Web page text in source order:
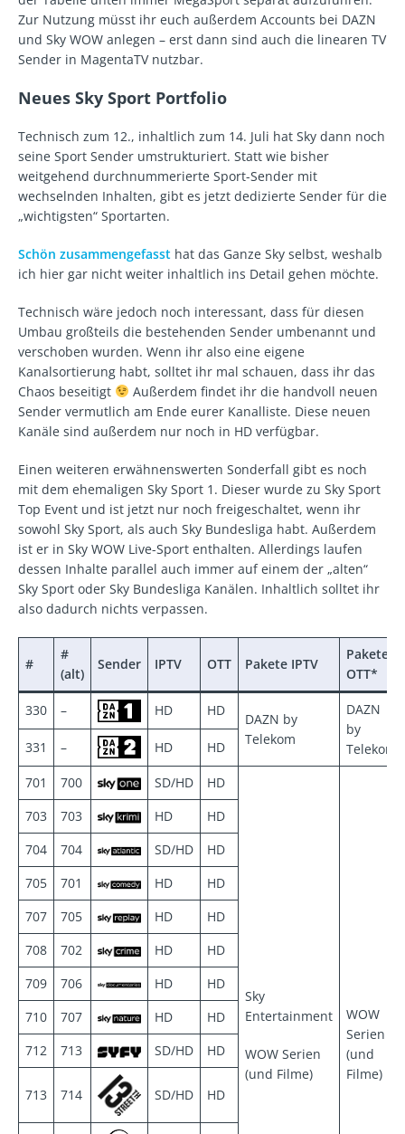
Zur Nutzung müsst ihr euch außerdem Accounts bei DAZN
und Sky WOW anlegen – erst dann sind auch die linearen TV
Sender in MagentaTV nutzbar.
Neues Sky Sport Portfolio
Technisch zum 12., inhaltlich zum 14. Juli hat Sky dann noch
seine Sport Sender umstrukturiert. Statt wie bisher
weitgehend durchnummerierte Sport-Sender mit
wechselnden Inhalten, gibt es jetzt dedizierte Sender für die
„wichtigsten“ Sportarten.
Schön zusammengefasst hat das Ganze Sky selbst, weshalb
ich hier gar nicht weiter inhaltlich ins Detail gehen möchte.
Technisch wäre jedoch noch interessant, dass für diesen
Umbau großteils die bestehenden Sender umbenannt und
verschoben wurden. Wenn ihr also eine eigene
Kanalsortierung habt, solltet ihr mal schauen, dass ihr das
Chaos beseitigt
Außerdem findet ihr die handvoll neuen
Sender vermutlich am Ende eurer Kanalliste. Diese neuen
Kanäle sind außerdem nur noch in HD verfügbar.
Einen weiteren erwähnenswerten Sonderfall gibt es noch
mit dem ehemaligen Sky Sport 1. Dieser wurde zu Sky Sport
Top Event und ist jetzt nur noch freigeschaltet, wenn ihr
sowohl Sky Sport, als auch Sky Bundesliga habt. Außerdem
ist er in Sky WOW Live-Sport enthalten. Allerdings laufen
dessen Inhalte parallel auch immer auf einem der „alten“
Sky Sport oder Sky Bundesliga Kanälen. Inhaltlich solltet ihr
also dadurch nichts verpassen.
#
#
(alt)
Sender IPTV OTT Pakete IPTV
Pakete
OTT*
330 – HD HD
DAZN by
Telekom
DAZN
by
Telekom
331 – HD HD
701 700 SD/HD HD
Sky
Entertainment
WOW Serien
(und Filme)
WOW
Serien
(und
Filme)
703 703 HD
HD
704
704 SD/HD
HD
705
701 HD
HD
707
705 HD
HD
708
702 HD
HD
709
706 HD
HD
710
707 HD
HD
712
713 SD/HD HD
713 714 SD/HD HD